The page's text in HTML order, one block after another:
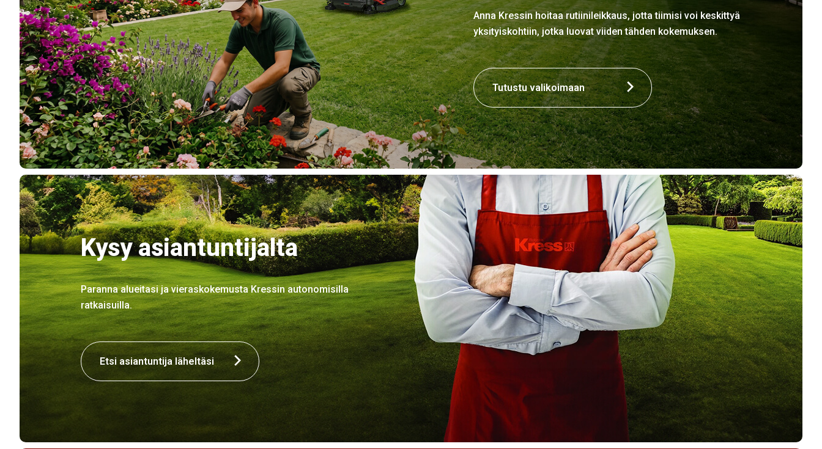
Anna Kressin hoitaa rutiinileikkaus, jotta tiimisi voi keskittyä
yksityiskohtiin, jotka luovat viiden tähden kokemuksen.
Tutustu valikoimaan
Kysy asiantuntijalta
Paranna alueitasi ja vieraskokemusta Kressin autonomisilla
ratkaisuilla.
Etsi asiantuntija läheltäsi